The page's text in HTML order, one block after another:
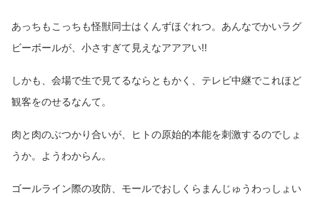
あっちもこっちも怪獣同士はくんずほぐれつ。あんなでかいラグ
ビーボールが、小さすぎて見えなアアアい!!
しかも、会場で生で見てるならともかく、テレビ中継でこれほど
観客をのせるなんて。
肉と肉のぶつかり合いが、ヒトの原始的本能を刺激するのでしょ
うか。ようわからん。
ゴールライン際の攻防、モールでおしくらまんじゅうわっしょい